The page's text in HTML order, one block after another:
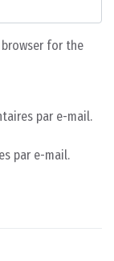
browser for the
par e-mail.
par e-mail.